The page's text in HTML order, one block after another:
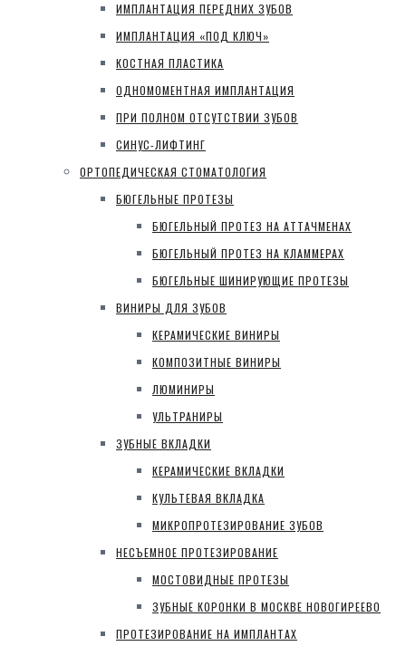
ИМПЛАНТАЦИЯ ПЕРЕДНИХ ЗУБОВ
ИМПЛАНТАЦИЯ «ПОД КЛЮЧ»
КОСТНАЯ ПЛАСТИКА
ОДНОМОМЕНТНАЯ ИМПЛАНТАЦИЯ
ПРИ ПОЛНОМ ОТСУТСТВИИ ЗУБОВ
СИНУС-ЛИФТИНГ
ОРТОПЕДИЧЕСКАЯ СТОМАТОЛОГИЯ
БЮГЕЛЬНЫЕ ПРОТЕЗЫ
БЮГЕЛЬНЫЙ ПРОТЕЗ НА АТТАЧМЕНАХ
БЮГЕЛЬНЫЙ ПРОТЕЗ НА КЛАММЕРАХ
БЮГЕЛЬНЫЕ ШИНИРУЮЩИЕ ПРОТЕЗЫ
ВИНИРЫ ДЛЯ ЗУБОВ
КЕРАМИЧЕСКИЕ ВИНИРЫ
КОМПОЗИТНЫЕ ВИНИРЫ
ЛЮМИНИРЫ
УЛЬТРАНИРЫ
ЗУБНЫЕ ВКЛАДКИ
КЕРАМИЧЕСКИЕ ВКЛАДКИ
КУЛЬТЕВАЯ ВКЛАДКА
МИКРОПРОТЕЗИРОВАНИЕ ЗУБОВ
НЕСЪЕМНОЕ ПРОТЕЗИРОВАНИЕ
МОСТОВИДНЫЕ ПРОТЕЗЫ
ЗУБНЫЕ КОРОНКИ В МОСКВЕ НОВОГИРЕЕВО
ПРОТЕЗИРОВАНИЕ НА ИМПЛАНТАХ